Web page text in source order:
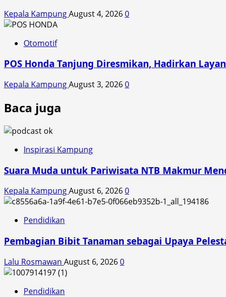
Kepala KampungAugust 4, 20260
Otomotif
POS Honda Tanjung Diresmikan, Hadirkan
Kepala KampungAugust 3, 20260
Baca juga
Inspirasi Kampung
Suara Muda untuk Pariwisata NTB Makmur
Kepala KampungAugust 6, 20260
Pendidikan
Pembagian Bibit Tanaman sebagai Upaya
Lalu Rosmawan August 6, 20260
Pendidikan